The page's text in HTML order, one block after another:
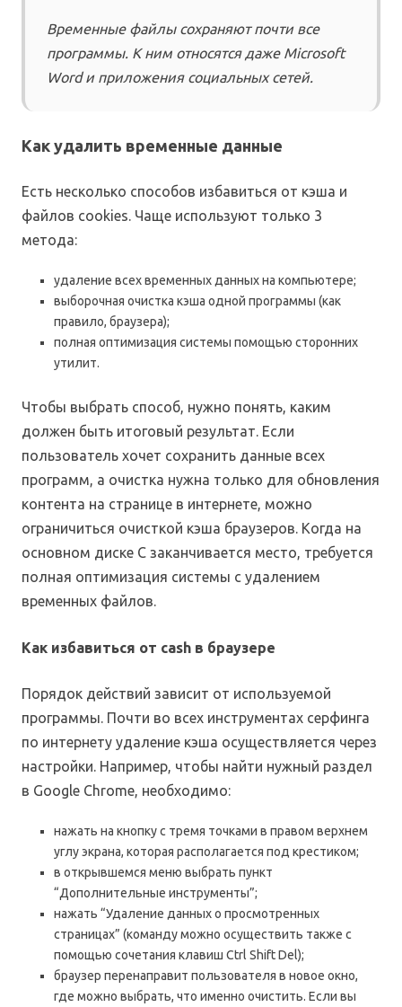
Временные файлы сохраняют почти все
программы. К ним относятся даже Microsoft
Word и приложения социальных сетей.
Как удалить временные данные
Есть несколько способов избавиться от кэша и
файлов cookies. Чаще используют только 3
метода:
удаление всех временных данных на компьютере;
выборочная очистка кэша одной программы (как
правило, браузера);
полная оптимизация системы помощью сторонних
утилит.
Чтобы выбрать способ, нужно понять, каким
должен быть итоговый результат. Если
пользователь хочет сохранить данные всех
программ, а очистка нужна только для обновления
контента на странице в интернете, можно
ограничиться очисткой кэша браузеров. Когда на
основном диске C заканчивается место, требуется
полная оптимизация системы с удалением
временных файлов.
Как избавиться от cash в браузере
Порядок действий зависит от используемой
программы. Почти во всех инструментах серфинга
по интернету удаление кэша осуществляется через
настройки. Например, чтобы найти нужный раздел
в Google Chrome, необходимо:
нажать на кнопку с тремя точками в правом верхнем
углу экрана, которая располагается под крестиком;
в открывшемся меню выбрать пункт
“Дополнительные инструменты”;
нажать “Удаление данных о просмотренных
страницах” (команду можно осуществить также с
помощью сочетания клавиш Ctrl Shift Del);
браузер перенаправит пользователя в новое окно,
где можно выбрать, что именно очистить. Если вы